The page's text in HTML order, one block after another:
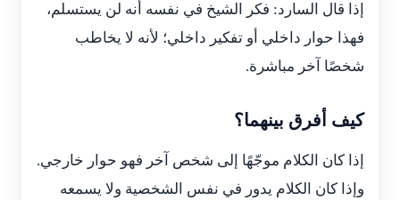
إذا قال السارد: فكر الشيخ في نفسه أنه لن يستسلم،
فهذا حوار داخلي أو تفكير داخلي؛ لأنه لا يخاطب
شخصًا آخر مباشرة.
كيف أفرق بينهما؟
إذا كان الكلام موجّهًا إلى شخص آخر فهو حوار خارجي.
وإذا كان الكلام يدور في نفس الشخصية ولا يسمعه